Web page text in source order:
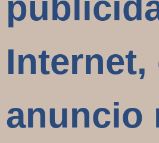
Internet,
anuncio